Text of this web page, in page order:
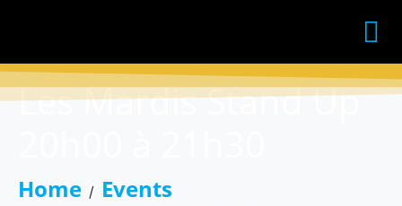
Les Mardis Stand Up
Home Events